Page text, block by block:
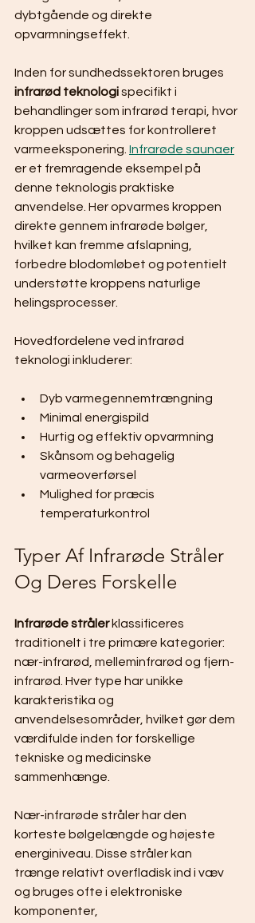
dybtgående og direkte
opvarmningseffekt.
Inden for sundhedssektoren bruges
infrarød teknologi specifikt i
behandlinger som infrarød terapi, hvor
kroppen udsættes for kontrolleret
varmeeksponering. Infrarøde saunaer
er et fremragende eksempel på
denne teknologis praktiske
anvendelse. Her opvarmes kroppen
direkte gennem infrarøde bølger,
hvilket kan fremme afslapning,
forbedre blodomløbet og potentielt
understøtte kroppens naturlige
helingsprocesser.
Hovedfordelene ved infrarød
teknologi inkluderer:
Dyb varmegennemtrængning
Minimal energispild
Hurtig og effektiv opvarmning
Skånsom og behagelig
varmeoverførsel
Mulighed for præcis
temperaturkontrol
Typer Af Infrarøde Stråler
Og Deres Forskelle
Infrarøde stråler klassificeres
traditionelt i tre primære kategorier:
nær-infrarød, melleminfrarød og fjern-
infrarød. Hver type har unikke
karakteristika og
anvendelsesområder, hvilket gør dem
værdifulde inden for forskellige
tekniske og medicinske
sammenhænge.
Nær-infrarøde stråler har den
korteste bølgelængde og højeste
energiniveau. Disse stråler kan
trænge relativt overfladisk ind i væv
og bruges ofte i elektroniske
komponenter,